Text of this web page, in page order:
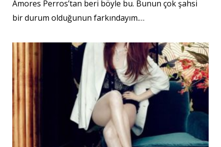
Amores Perros’tan beri böyle bu. Bunun çok şahsi
bir durum olduğunun farkındayım.…